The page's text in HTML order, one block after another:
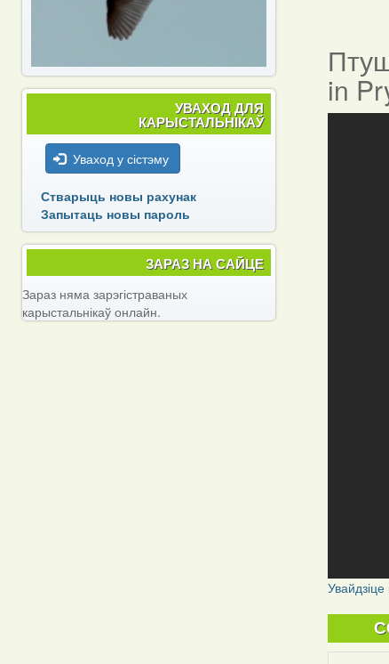
in
Увайдзіце
УВАХОД ДЛЯ
КАРЫСТАЛЬНІКАЎ
Уваход у сістэму
Стварыць новы рахунак
Запытаць новы пароль
ЗАРАЗ НА САЙЦЕ
Зараз няма зарэгістраваных
карыстальнікаў онлайн.